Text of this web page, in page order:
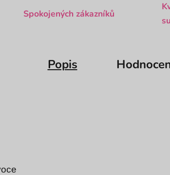
Spokojených zákazníků
Popis